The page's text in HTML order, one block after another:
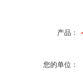
产品：
您的单位：